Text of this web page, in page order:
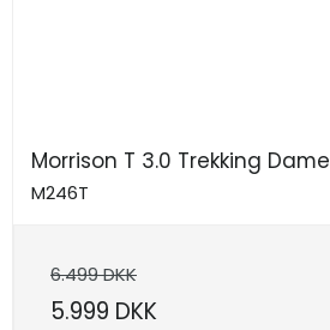
Morrison T 3.0 Trekking Dame
M246T
6.499 DKK
5.999 DKK